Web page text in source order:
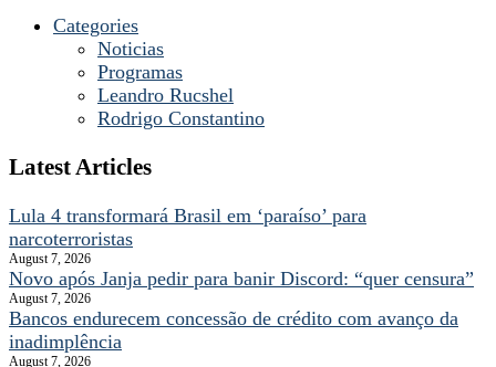
Categories
Noticias
Programas
Leandro Rucshel
Rodrigo Constantino
Latest Articles
Lula 4 transformará Brasil em ‘paraíso’ para
narcoterroristas
August 7, 2026
Novo após Janja pedir para banir Discord: “quer censura”
August 7, 2026
Bancos endurecem concessão de crédito com avanço da
inadimplência
August 7, 2026